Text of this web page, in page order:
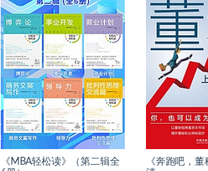
《MBA轻松读》（第二辑全
《奔跑吧，